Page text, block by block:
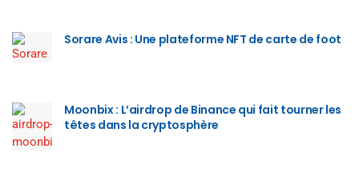
Sorare Avis : Une plateforme NFT de carte de foot
Moonbix : L’airdrop de Binance qui fait tourner les
têtes dans la cryptosphère